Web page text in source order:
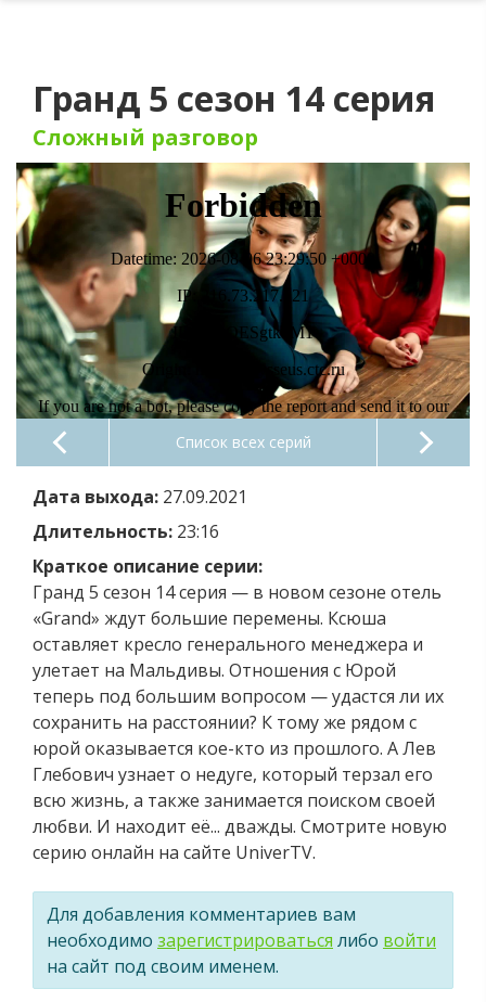
Гранд 5 сезон 14 серия
Сложный разговор
Список всех серий
Дата выхода: 27.09.2021
Длительность: 23:16
Краткое описание серии:
Гранд 5 сезон 14 серия — в новом сезоне отель
«Grand» ждут большие перемены. Ксюша
оставляет кресло генерального менеджера и
улетает на Мальдивы. Отношения с Юрой
теперь под большим вопросом — удастся ли их
сохранить на расстоянии? К тому же рядом с
юрой оказывается кое-кто из прошлого. А Лев
Глебович узнает о недуге, который терзал его
всю жизнь, а также занимается поиском своей
любви. И находит её... дважды. Смотрите новую
серию онлайн на сайте UniverTV.
Для добавления комментариев вам
необходимо зарегистрироваться либо войти
на сайт под своим именем.